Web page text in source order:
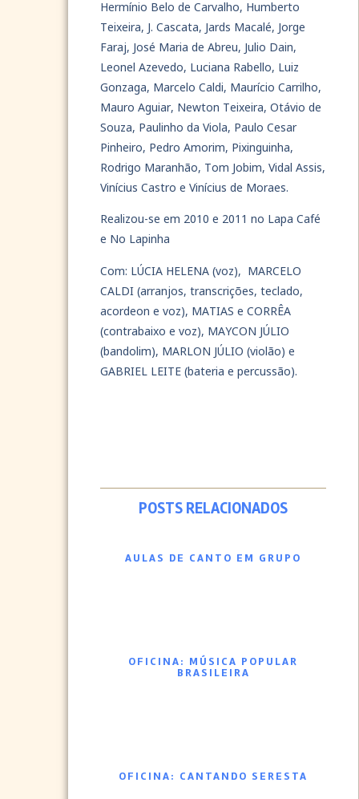
Hermínio Belo de Carvalho, Humberto
Teixeira, J. Cascata, Jards Macalé, Jorge
Faraj, José Maria de Abreu, Julio Dain,
Leonel Azevedo, Luciana Rabello, Luiz
Gonzaga, Marcelo Caldi, Maurício Carrilho,
Mauro Aguiar, Newton Teixeira, Otávio de
Souza, Paulinho da Viola, Paulo Cesar
Pinheiro, Pedro Amorim, Pixinguinha,
Rodrigo Maranhão, Tom Jobim, Vidal Assis,
Vinícius Castro e Vinícius de Moraes.
Realizou-se em 2010 e 2011 no Lapa Café
e No Lapinha
Com: LÚCIA HELENA (voz), MARCELO
CALDI (arranjos, transcrições, teclado,
acordeon e voz), MATIAS e CORRÊA
(contrabaixo e voz), MAYCON JÚLIO
(bandolim), MARLON JÚLIO (violão) e
GABRIEL LEITE (bateria e percussão).
POSTS RELACIONADOS
AULAS DE CANTO EM GRUPO
OFICINA: MÚSICA POPULAR
BRASILEIRA
OFICINA: CANTANDO SERESTA